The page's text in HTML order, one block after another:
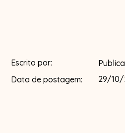
Escrito por:
Data de postagem:
29/10/